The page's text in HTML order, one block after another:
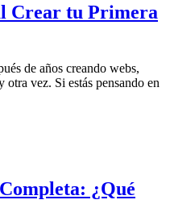
Crear tu Primera
de años creando webs,
vez. Si estás pensando en
¿Qué